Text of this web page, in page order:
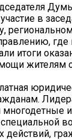
в
где
итоги
жителям
многодетные
действий,